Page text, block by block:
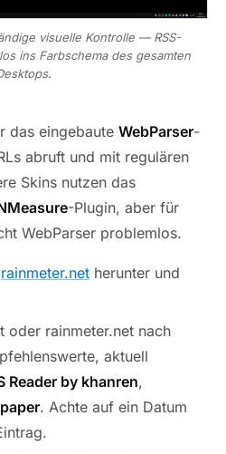
visuelle Kontrolle — RSS-
ins Farbschema des gesamten
das eingebaute WebParser-
abruft und mit regulären
Skins nutzen das
-Plugin, aber für
WebParser problemlos.
rainmeter.net herunter und
oder rainmeter.net nach
aktuell
Reader by khanren,
. Achte auf ein Datum